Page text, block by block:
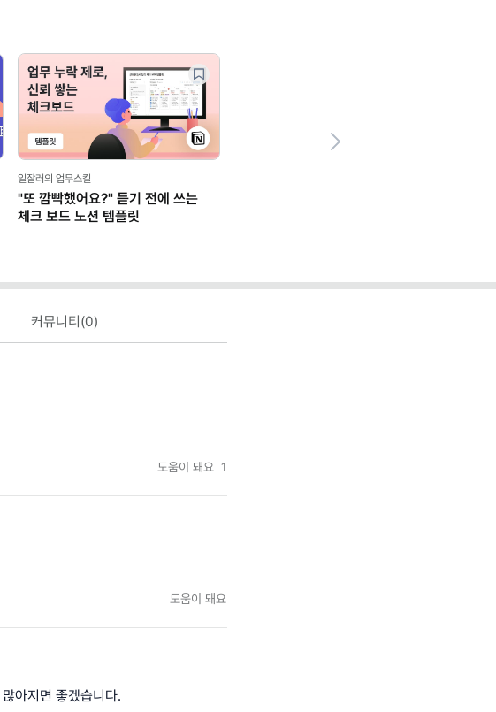
일잘러의 업무스킬
"또 깜빡했어요?" 듣기 전에 쓰는
체크 보드 노션 템플릿
커뮤니티(0)
도움이 돼요 1
도움이 돼요
아지면 좋겠습니다.